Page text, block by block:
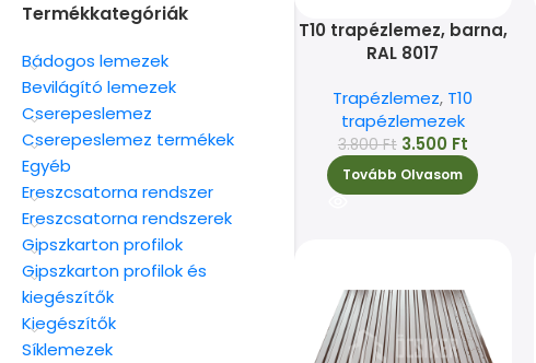
Termékkategóriák
Bádogos lemezek
Bevilágító lemezek
Cserepeslemez
Cserepeslemez termékek
Egyéb
Ereszcsatorna rendszer
Ereszcsatorna rendszerek
Gipszkarton profilok
Gipszkarton profilok és
kiegészítők
Kiegészítők
Síklemezek
T10 trapézlemez, barna,
RAL 8017
Trapézlemez, T10
trapézlemezek
3.800Ft 3.500 Ft
Tovább Olvasom